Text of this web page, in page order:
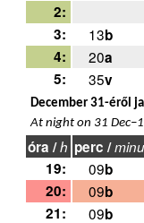
2:
3:
13b
4:
20a
5:
35v
December 31-éről
At night on 31 Dec–1
óra /h perc /
19: 09b
20:
09b
21:
09b